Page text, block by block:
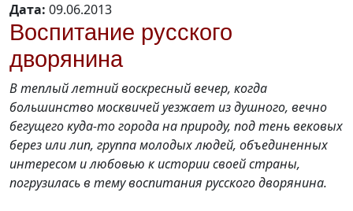
Дата: 09.06.2013
Воспитание русского
дворянина
В теплый летний воскресный вечер, когда
большинство москвичей уезжает из душного, вечно
бегущего куда-то города на природу, под тень вековых
берез или лип, группа молодых людей, объединенных
интересом и любовью к истории своей страны,
погрузилась в тему воспитания русского дворянина.